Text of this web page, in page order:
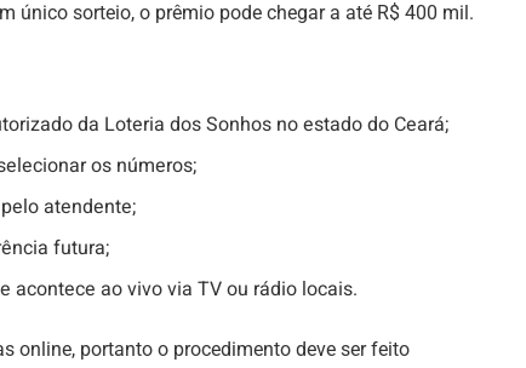
único sorteio, o prêmio pode chegar a até R$ 400 mil.
da Loteria dos Sonhos no estado do Ceará;
os números;
atendente;
futura;
acontece ao vivo via TV ou rádio locais.
online, portanto o procedimento deve ser feito